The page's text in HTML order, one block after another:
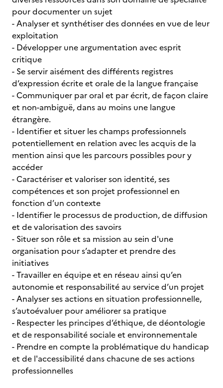
pour documenter un sujet
- Analyser et synthétiser des données en vue de leur
exploitation
- Développer une argumentation avec esprit
critique
- Se servir aisément des différents registres
d’expression écrite et orale de la langue française
- Communiquer par oral et par écrit, de façon claire
et non-ambiguë, dans au moins une langue
étrangère.
- Identifier et situer les champs professionnels
potentiellement en relation avec les acquis de la
mention ainsi que les parcours possibles pour y
accéder
- Caractériser et valoriser son identité, ses
compétences et son projet professionnel en
fonction d’un contexte
- Identifier le processus de production, de diffusion
et de valorisation des savoirs
- Situer son rôle et sa mission au sein d'une
organisation pour s’adapter et prendre des
initiatives
- Travailler en équipe et en réseau ainsi qu’en
autonomie et responsabilité au service d’un projet
- Analyser ses actions en situation professionnelle,
s’autoévaluer pour améliorer sa pratique
- Respecter les principes d’éthique, de déontologie
et de responsabilité sociale et environnementale
- Prendre en compte la problématique du handicap
et de l'accessibilité dans chacune de ses actions
professionnelles